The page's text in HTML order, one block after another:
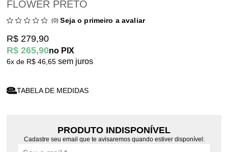
FLOWER PRETO
(0) Seja o primeiro a avaliar
R$ 265,90no PIX
R$ 279,90
6x R$ 46,65sem juros
TABELA DE MEDIDAS
PRODUTO INDISPONÍVEL
Cadastre seu email que te avisaremos quando estiver disponível: